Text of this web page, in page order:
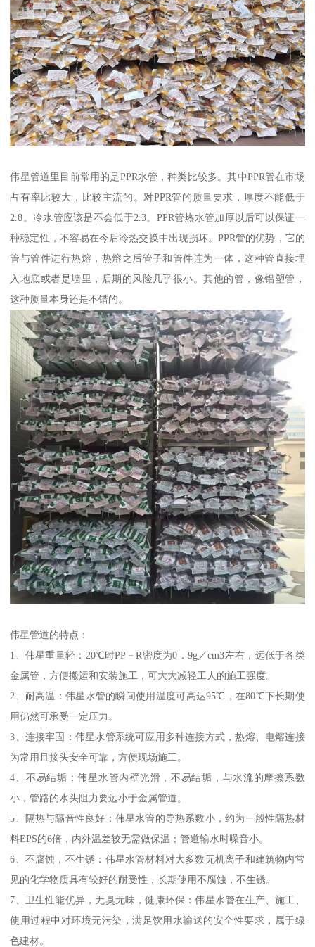
伟星管道里目前常用的是PPR水管，种类比较多。其中PPR管在市场
占有率比较大，比较主流的。对PPR管的质量要求，厚度不能低于
2.8。冷水管应该是不会低于2.3。PPR管热水管加厚以后可以保证一
种稳定性，不容易在今后冷热交换中出现损坏。PPR管的优势，它的
管与管件进行热熔，热熔之后管子和管件连为一体，这种管直接埋
入地底或者是墙里，后期的风险几乎很小。其他的管，像铝塑管，
这种质量本身还是不错的。
伟星管道的特点：
1、伟星重量轻：20℃时PP－R密度为0．9g／cm3左右，远低于各类
金属管，方便搬运和安装施工，可大大减轻工人的施工强度。
2、耐高温：伟星水管的瞬间使用温度可高达95℃，在80℃下长期使
用仍然可承受一定压力。
3、连接牢固：伟星水管系统可应用多种连接方式，热熔、电熔连接
为常用且接头安全可靠，方便现场施工。
4、不易结垢：伟星水管内壁光滑，不易结垢，与水流的摩擦系数
小，管路的水头阻力要远小于金属管道。
5、隔热与隔音性良好：伟星水管的导热系数小，约为一般性隔热材
料EPS的6倍，内外温差较无需做保温；管道输水时噪音小。
6、不腐蚀，不生锈：伟星水管材料对大多数无机离子和建筑物内常
见的化学物质具有较好的耐受性，长期使用不腐蚀，不生锈。
7、卫生性能优异，无臭无味，健康环保：伟星水管在生产、施工、
使用过程中对环境无污染，满足饮用水输送的安全性要求，属于绿
色建材。